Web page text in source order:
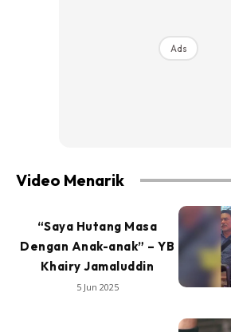
Ads
Video Menarik
“Saya Hutang Masa
Dengan Anak-anak” – YB
Khairy Jamaluddin
5 Jun 2025